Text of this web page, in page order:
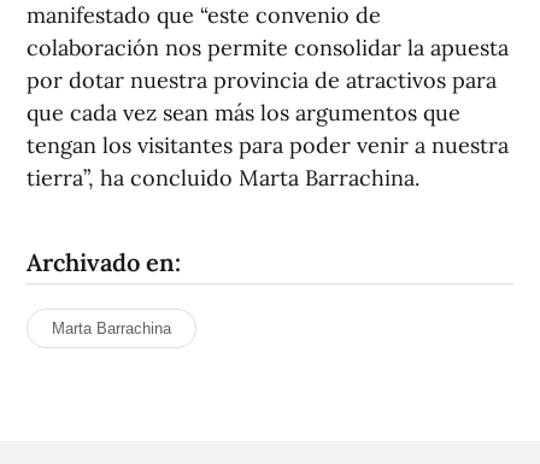
manifestado que “este convenio de
colaboración nos permite consolidar la apuesta
por dotar nuestra provincia de atractivos para
que cada vez sean más los argumentos que
tengan los visitantes para poder venir a nuestra
tierra”, ha concluido Marta Barrachina.
Archivado en:
Marta Barrachina